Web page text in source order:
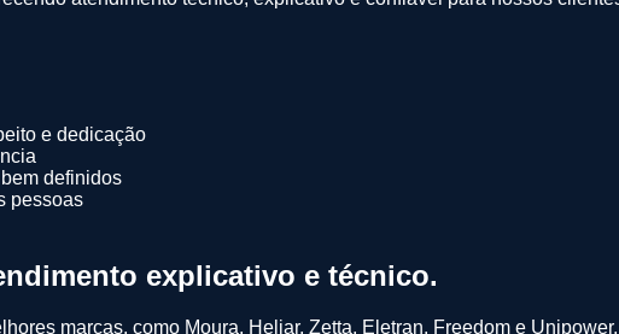
e dedicação
definidos
pessoas
explicativo e técnico.
marcas, como Moura, Heliar, Zetta, Eletran, Freedom e